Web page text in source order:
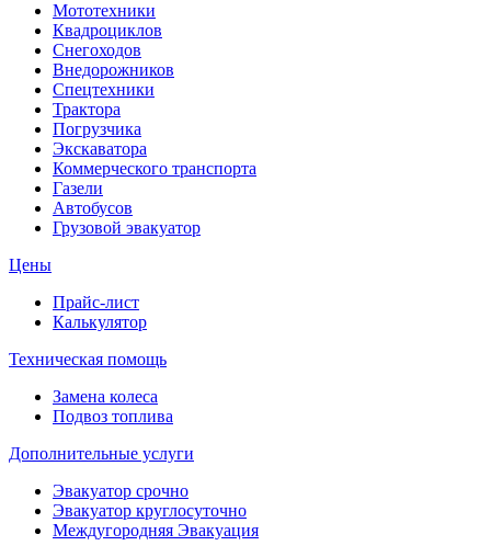
Мототехники
Квадроциклов
Снегоходов
Внедорожников
Спецтехники
Трактора
Погрузчика
Экскаватора
Коммерческого транспорта
Газели
Автобусов
Грузовой эвакуатор
Цены
Прайс-лист
Калькулятор
Техническая помощь
Замена колеса
Подвоз топлива
Дополнительные услуги
Эвакуатор срочно
Эвакуатор круглосуточно
Междугородняя Эвакуация